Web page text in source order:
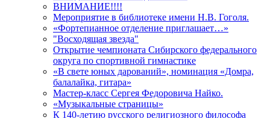
ВНИМАНИЕ!!!!
Мероприятие в библиотеке имени Н.В. Гоголя.
«Фортепианное отделение приглашает…»
"Восходящая звезда"
Открытие чемпионата Сибирского федерального
округа по спортивной гимнастике
«В свете юных дарований», номинация «Домра,
балалайка, гитара»
Мастер-класс Сергея Федоровича Найко.
«Музыкальные страницы»
К 140-летию русского религиозного философа